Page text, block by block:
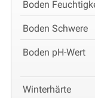
Boden
Boden Schwere
Boden pH-Wert
Winterhärte